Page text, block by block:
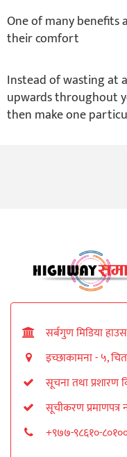
One of many benefits
their comfort
Instead of wasting at
upwards throughout
then make one
सर्बगुण मिडिया हाउस
इच्छाकामना - ५,
सूचना तथा प्रशारण
सूचीकरण
+९७७-९८६१०-